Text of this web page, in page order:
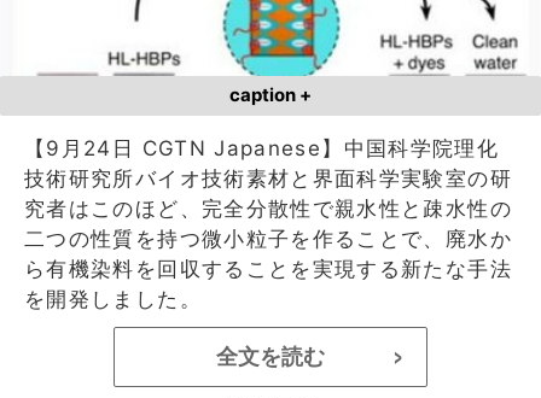
caption +
【9月24日 CGTN Japanese】中国科学院理化
技術研究所バイオ技術素材と界面科学実験室の研
究者はこのほど、完全分散性で親水性と疎水性の
二つの性質を持つ微小粒子を作ることで、廃水か
ら有機染料を回収することを実現する新たな手法
を開発しました。
全文を読む >